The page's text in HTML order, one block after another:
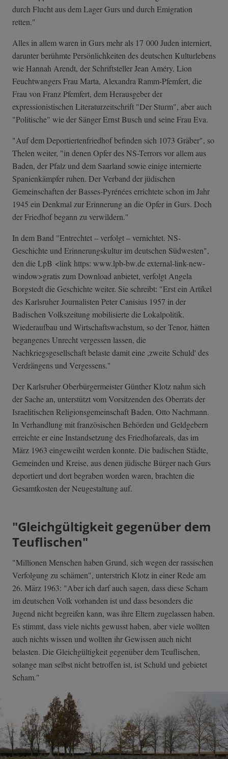
durch Flucht aus dem Lager Gurs und durch Emigration
retten."
Alles in allem waren in Gurs mehr als 17 000 Juden interniert,
darunter berühmte Persönlichkeiten des deutschen Kulturlebens
wie Hannah Arendt, der Schriftsteller Jean Améry, Lion
Feuchtwangers Frau Marta, Alexandra Ramm-Pfemfert, die
Frau von Franz Pfemfert, dem Herausgeber der
expressionistischen Literaturzeitschrift "Der Sturm", aber auch
"Politische" wie der Sänger Ernst Busch und seine Frau Eva.
"Auf dem Deportiertenfriedhof befinden sich 1073 Gräber", so
Thelen weiter, "in denen Opfer des NS-Terrors vor allem aus
Baden, der Pfalz und dem Saarland sowie einige internierte
Spanienkämpfer ruhen. Der Verband der jüdischen
Gemeinschaften der Basses-Pyrénées errichtete schon im Jahr
1945 ein Denkmal zur Erinnerung an die Opfer in Gurs. Doch
der Friedhof begann zu verwildern."
In dem Band "Entrechtet – verfolgt – vernichtet. NS-
Geschichte und Erinnerungskultur im deutschen Südwesten",
den die LpB <link https: www.lpb-bw.de external-link-n­ew-
window>grati­s zum Download anbietet, verfolgt Angela
Borgstedt die Geschichte weiter. Sie schreibt: "Erst ein Artikel
des Karlsruher Journalisten Peter Canisius 1957 in der
Badischen Volkszeitung mobilisierte die Lokalpolitik.
Wiederaufbau und Wirtschaftswachstum, so der Tenor, hätten
begangenes Unrecht vergessen lassen, die
Nachkriegsgesellschaft belaste damit eine ,zweite Schuld' des
Verdrängens und Vergessens."
Der Karlsruher Oberbürgermeister Günther Klotz nahm sich
der Sache an, unterstützt vom Vorsitzenden des Oberrats der
Israelitischen Religionsgemeinschaft Baden, Otto Nachmann.
In Verhandlung mit französischen Behörden und Geldgebern
erreichte er eine Instandsetzung des Friedhofareals, das im
März 1963 eingeweiht werden konnte. Die badischen Städte,
Gemeinden und Kreise, aus denen jüdische Bürger nach Gurs
deportiert und dort begraben worden waren, brachten die
Gesamtkosten der Neugestaltung auf.
"Gleichgültigkeit gegenüber dem
Teuflischen"
"Millionen Menschen haben Grund, sich wegen der rassischen
Verfolgung zu schämen", unterstrich Klotz in einer Rede am
26. März 1963: "Aber ich darf auch sagen, dass diese Scham
im deutschen Volk vorhanden ist und dass besonders die
Jugend nicht begreifen kann, was ihre Eltern zugelassen haben.
Es stimmt, dass viele nichts gewusst haben, aber viele wollten
auch nichts wissen und wollten ihr Gewissen auch nicht
belasten. Die Gleichgültigkeit gegenüber dem Teuflischen,
solange man selbst nicht betroffen ist, ist Schuld und gebietet
Scham."